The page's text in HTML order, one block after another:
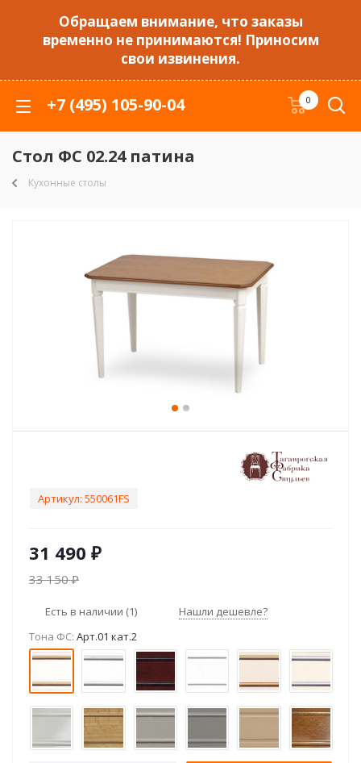
Обращаем внимание, что заказы
временно не принимаются! Приносим
свои извинения.
+7 (495) 105-90-04 0
Стол ФС 02.24 патина
Кухонные столы
Артикул: 550061FS
31 490 ₽
33 150₽
Есть в наличии (1)
Нашли дешевле?
Тона ФС: Арт.01 кат.2